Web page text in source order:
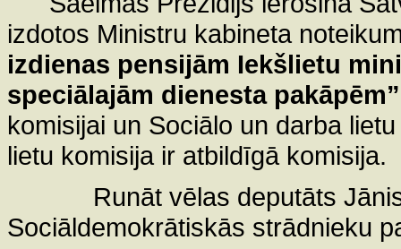
izdotos Ministru kabineta
izdienas pensijām Iekšlietu
speciālajām dienesta
komisijai un Sociālo un darba
lietu komisija ir atbildīgā komisija.
Runāt vēlas deputāts
Sociāldemokrātiskās strādnieku